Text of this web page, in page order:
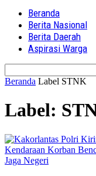
Beranda
Berita Nasional
Berita Daerah
Aspirasi Warga
Beranda Label STNK
Label:
Jaga Negeri